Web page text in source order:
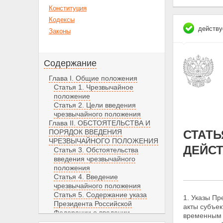
Конституция
Кодексы
Законы
Содержание
Глава I. Общие положения
Статья 1. Чрезвычайное
положение
Статья 2. Цели введения
чрезвычайного положения
Глава II. ОБСТОЯТЕЛЬСТВА И
ПОРЯДОК ВВЕДЕНИЯ
ЧРЕЗВЫЧАЙНОГО ПОЛОЖЕНИЯ
Статья 3. Обстоятельства
введения чрезвычайного
положения
Статья 4. Введение
чрезвычайного положения
Статья 5. Содержание указа
Президента Российской
Федерации о введении
1. Указы
акты
временным